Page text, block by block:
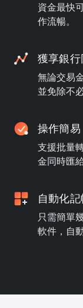
資金最快
作流暢。
獲享銀
無論交易
並免除不
操作簡
支援批量
金同時匯
自動化
只需簡單
軟件，自